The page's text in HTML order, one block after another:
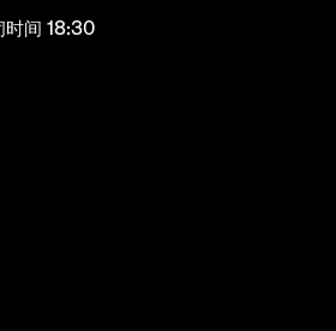
时间 18:30